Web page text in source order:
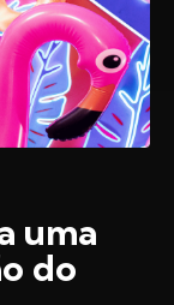
uma
do